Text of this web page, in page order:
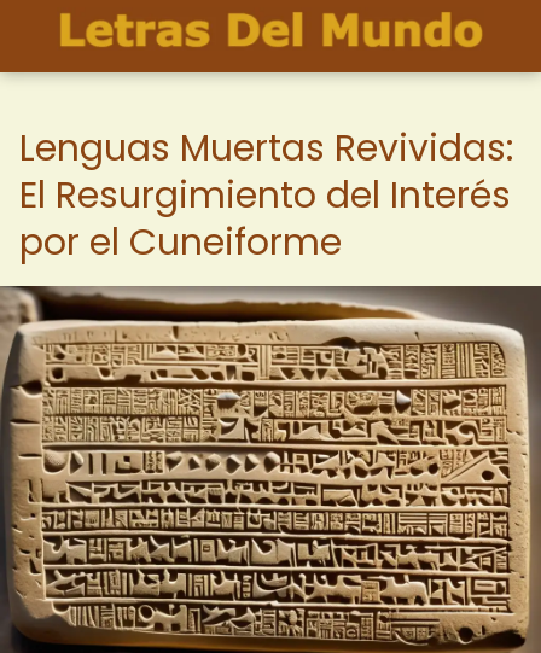
Lenguas Muertas Revividas:
El Resurgimiento del Interés
por el Cuneiforme